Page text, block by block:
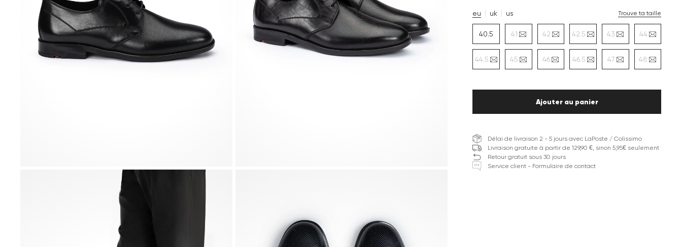
eu uk us Trouve ta taille
40.5 41 42 42.5 43 44
44.5 45 46 46.5 47 48
Ajouter au panier
Délai de livraison 2 - 5 jours avec LaPoste / Colissimo
Livraison gratuite à partir de 129,90 €, sinon 5,95€ seulement
Retour gratuit sous 30 jours
Service client - Formulaire de contact